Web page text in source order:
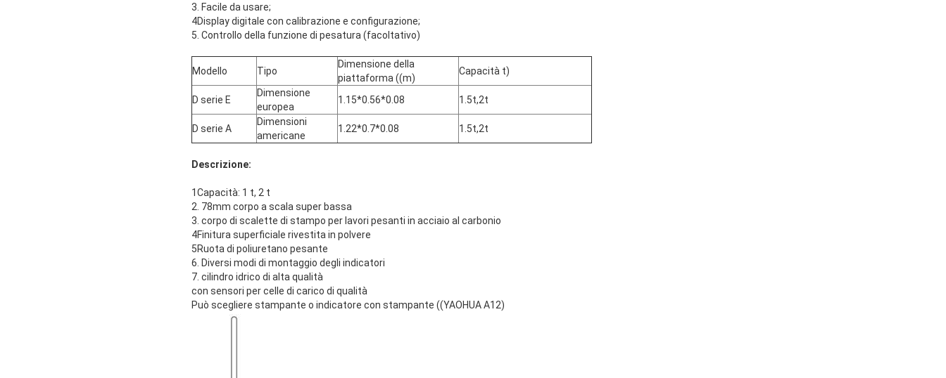
3. Facile da usare;
4Display digitale con calibrazione e configurazione;
5. Controllo della funzione di pesatura (facoltativo)
Modello Tipo
Dimensione della
piattaforma ((m)
Capacità t)
D serie E
Dimensione
europea
1.15*0.56*0.08 1.5t,2t
D serie A
Dimensioni
americane
1.22*0.7*0.08 1.5t,2t
Descrizione:
1Capacità: 1 t, 2 t
2. 78mm corpo a scala super bassa
3. corpo di scalette di stampo per lavori pesanti in acciaio al carbonio
4Finitura superficiale rivestita in polvere
5Ruota di poliuretano pesante
6. Diversi modi di montaggio degli indicatori
7. cilindro idrico di alta qualità
con sensori per celle di carico di qualità
Può scegliere stampante o indicatore con stampante ((YAOHUA A12)